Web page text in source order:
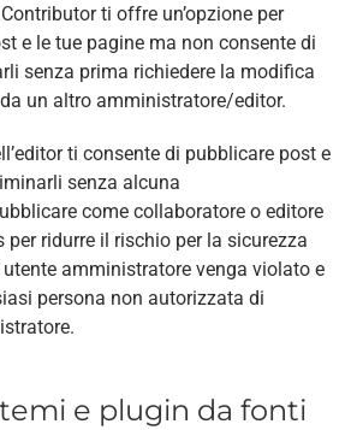
ti offre un’opzione per
e le tue pagine ma non consente di
senza prima richiedere la modifica
un altro amministratore/editor.
ti consente di pubblicare post e
senza alcuna
come collaboratore o editore
per ridurre il rischio per la sicurezza
amministratore venga violato e
persona non autorizzata di
temi e plugin da fonti